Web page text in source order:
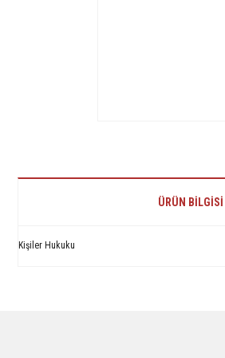
ÜRÜN BILGISI
Kişiler Hukuku